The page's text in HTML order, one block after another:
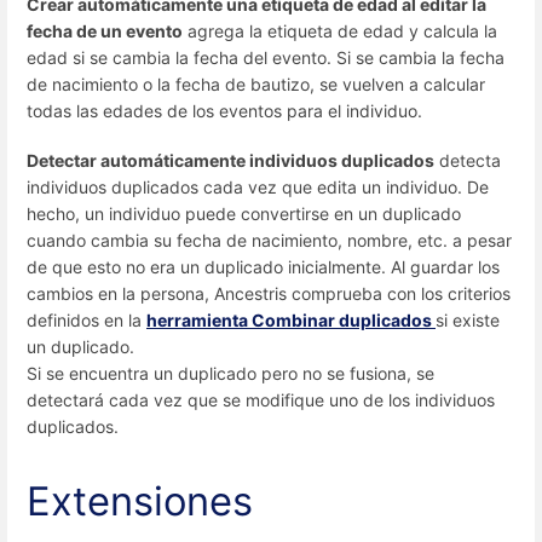
Crear automáticamente una etiqueta de edad al editar la
fecha de un evento agrega la etiqueta de edad y calcula la
edad si se cambia la fecha del evento. Si se cambia la fecha
de nacimiento o la fecha de bautizo, se vuelven a calcular
todas las edades de los eventos para el individuo.
Detectar automáticamente individuos duplicados detecta
individuos duplicados cada vez que edita un individuo. De
hecho, un individuo puede convertirse en un duplicado
cuando cambia su fecha de nacimiento, nombre, etc. a pesar
de que esto no era un duplicado inicialmente. Al guardar los
cambios en la persona, Ancestris comprueba con los criterios
definidos en la herramienta Combinar duplicados si existe
un duplicado.
Si se encuentra un duplicado pero no se fusiona, se
detectará cada vez que se modifique uno de los individuos
duplicados.
Extensiones